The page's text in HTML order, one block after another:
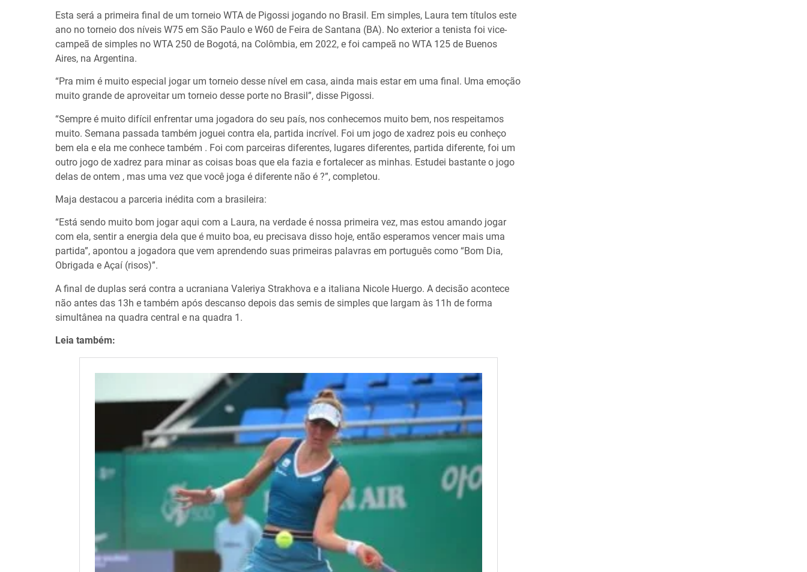
Esta será a primeira final de um torneio WTA de Pigossi jogando no Brasil. Em simples, Laura tem títulos este
ano no torneio dos níveis W75 em São Paulo e W60 de Feira de Santana (BA). No exterior a tenista foi vice-
campeã de simples no WTA 250 de Bogotá, na Colômbia, em 2022, e foi campeã no WTA 125 de Buenos
Aires, na Argentina.
“Pra mim é muito especial jogar um torneio desse nível em casa, ainda mais estar em uma final. Uma emoção
muito grande de aproveitar um torneio desse porte no Brasil”, disse Pigossi.
“Sempre é muito difícil enfrentar uma jogadora do seu país, nos conhecemos muito bem, nos respeitamos
muito. Semana passada também joguei contra ela, partida incrível. Foi um jogo de xadrez pois eu conheço
bem ela e ela me conhece também . Foi com parceiras diferentes, lugares diferentes, partida diferente, foi um
outro jogo de xadrez para minar as coisas boas que ela fazia e fortalecer as minhas. Estudei bastante o jogo
delas de ontem , mas uma vez que você joga é diferente não é ?”, completou.
Maja destacou a parceria inédita com a brasileira:
“Está sendo muito bom jogar aqui com a Laura, na verdade é nossa primeira vez, mas estou amando jogar
com ela, sentir a energia dela que é muito boa, eu precisava disso hoje, então esperamos vencer mais uma
partida”, apontou a jogadora que vem aprendendo suas primeiras palavras em português como “Bom Dia,
Obrigada e Açaí (risos)”.
A final de duplas será contra a ucraniana Valeriya Strakhova e a italiana Nicole Huergo. A decisão acontece
não antes das 13h e também após descanso depois das semis de simples que largam às 11h de forma
simultânea na quadra central e na quadra 1.
Leia também: